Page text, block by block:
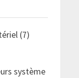
(7)
système